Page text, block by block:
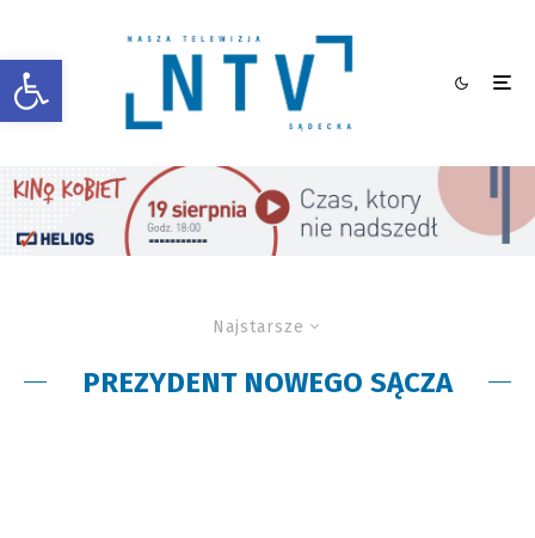
Otwórz pasek narzędzi
Najstarsze
PREZYDENT NOWEGO SĄCZA